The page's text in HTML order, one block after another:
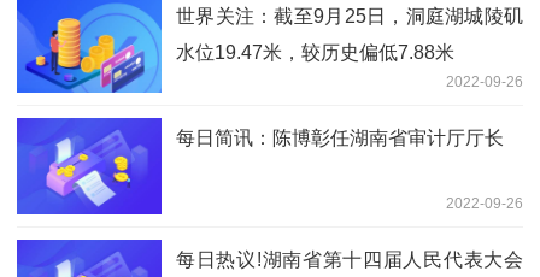
世界关注：截至9月25日，洞庭湖城陵矶
水位19.47米，较历史偏低7.88米
2022-09-26
每日简讯：陈博彰任湖南省审计厅厅长
2022-09-26
每日热议!湖南省第十四届人民代表大会